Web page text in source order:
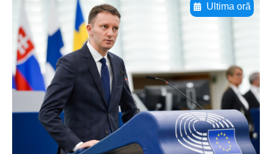
Ultima oră
Adaugă aici textul pentru
subtitluAdaugă aici
textul pentru
subtitluAdaugă aici
textul pentru
subtitluAdaugă aici
textul pentru subti